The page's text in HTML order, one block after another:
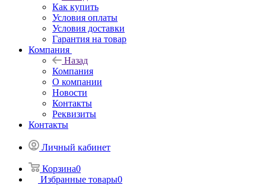
Как купить
Условия оплаты
Условия доставки
Гарантия на товар
Компания
Назад
Компания
О компании
Новости
Контакты
Реквизиты
Контакты
Личный кабинет
Корзина0
Избранные товары0